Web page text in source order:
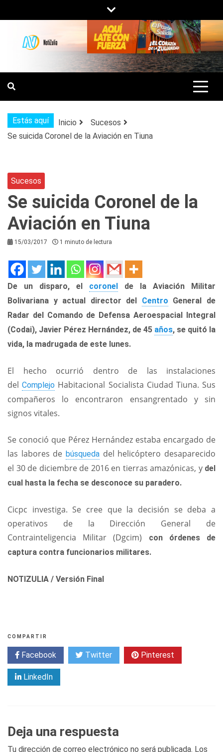
al
contenido
NOTIZULIA
NOTICIAS DEL ZULIA, VENEZUELA Y
DE INTERÉS GENERAL.
Estás aquí Inicio
Sucesos
Se suicida Coronel de la Aviación en Tiuna
Sucesos
Se suicida Coronel de la
Aviación en Tiuna
15/03/2017 1 minuto de lectura
De un disparo, el coronel de la Aviación Militar
Bolivariana y actual director del Centro General de
Radar del Comando de Defensa Aeroespacial Integral
(Codai), Javier Pérez Hernández, de 45 años, se quitó la
vida, la madrugada de este lunes.
El hecho ocurrió dentro de las instalaciones
delComplejo Habitacional Socialista Ciudad Tiuna. Sus
compañeros lo encontraron ensangrentado y sin
signos vitales.
Se conoció que Pérez Hernández estaba encargado de
las labores de búsqueda del helicóptero desaparecido
el 30 de diciembre de 2016 en tierras amazónicas, y del
cual hasta la fecha se desconoce su paradero.
Cicpc investiga. Se cree que la decisión se deba a
operativos de la Dirección General de
Contrainteligencia Militar (Dgcim)
con órdenes de
captura contra funcionarios militares.
NOTIZULIA / Versión Final
COMPARTIR
Facebook Twitter Pinterest
LinkedIn
Deja una respuesta
Tu dirección de correo electrónico no será publicada. Los